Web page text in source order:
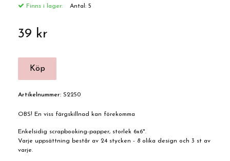
Finns i lager: Antal: 5
39 kr
Artikelnummer: S2250
OBS! En viss färgskillnad kan förekomma
Enkelsidig scrapbooking-papper, storlek 6x6".
Varje uppsättning består av 24 stycken - 8 olika design och 3 st av
varje.